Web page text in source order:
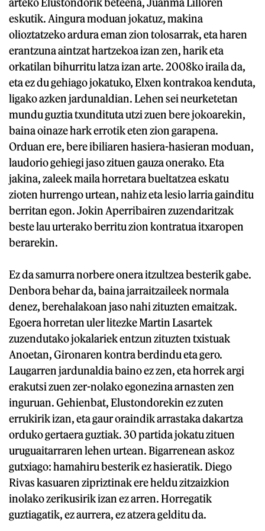
eskutik. Aingura moduan jokatuz, makina
olioztatzeko ardura eman zion tolosarrak, eta haren
erantzuna aintzat hartzekoa izan zen, harik eta
orkatilan bihurritu latza izan arte. 2008ko iraila da,
eta ez du gehiago jokatuko, Elxen kontrakoa kenduta,
ligako azken jardunaldian. Lehen sei neurketetan
mundu guztia txundituta utzi zuen bere jokoarekin,
baina oinaze hark errotik eten zion garapena.
Orduan ere, bere ibiliaren hasiera-hasieran moduan,
laudorio gehiegi jaso zituen gauza onerako. Eta
jakina, zaleek maila horretara bueltatzea eskatu
zioten hurrengo urtean, nahiz eta lesio larria gainditu
berritan egon. Jokin Aperribairen zuzendaritzak
beste lau urterako berritu zion kontratua itxaropen
berarekin.
Ez da samurra norbere onera itzultzea besterik gabe.
Denbora behar da, baina jarraitzaileek normala
denez, berehalakoan jaso nahi zituzten emaitzak.
Egoera horretan uler litezke Martin Lasartek
zuzendutako jokalariek entzun zituzten txistuak
Anoetan, Gironaren kontra berdindu eta gero.
Laugarren jardunaldia baino ez zen, eta horrek argi
erakutsi zuen zer-nolako egonezina arnasten zen
inguruan. Gehienbat, Elustondorekin ez zuten
errukirik izan, eta gaur oraindik arrastaka dakartza
orduko gertaera guztiak. 30 partida jokatu zituen
uruguaitarraren lehen urtean. Bigarrenean askoz
gutxiago: hamahiru besterik ez hasieratik. Diego
Rivas kasuaren zipriztinak ere heldu zitzaizkion
inolako zerikusirik izan ez arren. Horregatik
guztiagatik, ez aurrera, ez atzera gelditu da.